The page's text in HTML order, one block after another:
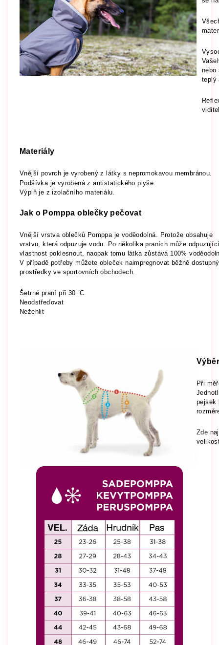
nebo
teplý
Materiály
Vnější povrch je vyrobený z látky s nepromokavou membránou.
Podšívka je vyrobená z antistatického plyše.
Výplň je z izolačního materiálu.
Jak o Pomppa oblečky pečovat
Vnější vrstva oblečků Pomppa je voděodolná. Protože obsahuje
vrstvu, která odpuzuje vodu. Po několika praních může
vlastnost poklesnout, naopak tomu látka zůstává 100%
V případě potřeby můžete obleček naimpregnovat běžně
prostředky ve sportovních obchodech.
Šetrné praní při 30 ˚C
Neodstřeďovat
Nežehlit
Při
pejsek
Zde